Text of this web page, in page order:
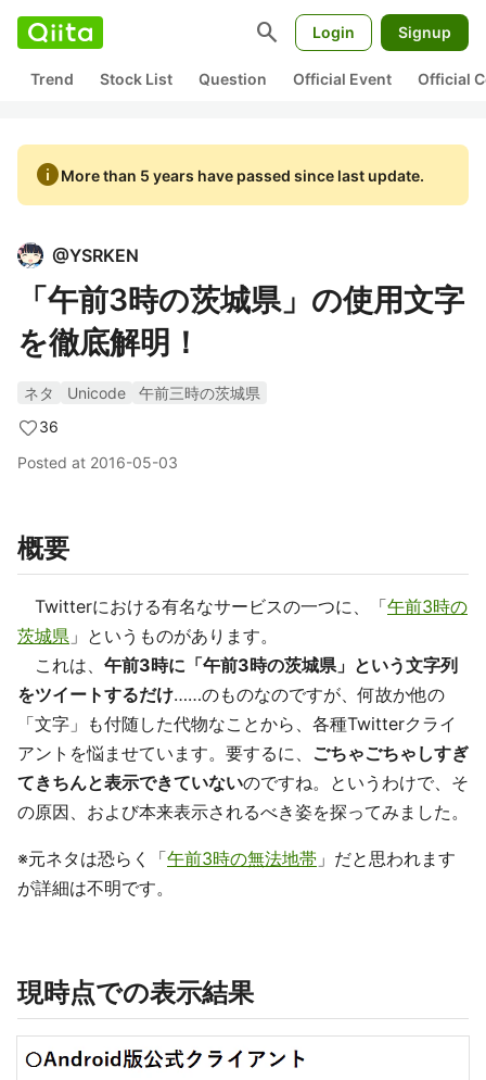
search Login Signup
Trend Stock List Question Official Event Official
infoMore than 5 years have passed since last update.
@YSRKEN
「午前3時の茨城県」の使用文字
を徹底解明！
ネタ Unicode
午前三時の茨城県
36
Posted at 2016-05-03
概要
Twitterにおける有名なサービスの一つに、「午前3時の
茨城県 」というものがあります。
これは、 午前3時に「午前3時の茨城県」という文字列
をツイートするだけ……のものなのですが、何故か他の
「文字」も付随した代物なことから、各種Twitterクライ
アントを悩ませています。要するに、 ごちゃごちゃしすぎ
てきちんと表示できていないのですね。というわけで、そ
の原因、および本来表示されるべき姿を探ってみました。
※元ネタは恐らく「午前3時の無法地帯 」だと思われます
が詳細は不明です。
現時点での表示結果